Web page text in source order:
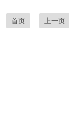
首页 上一页